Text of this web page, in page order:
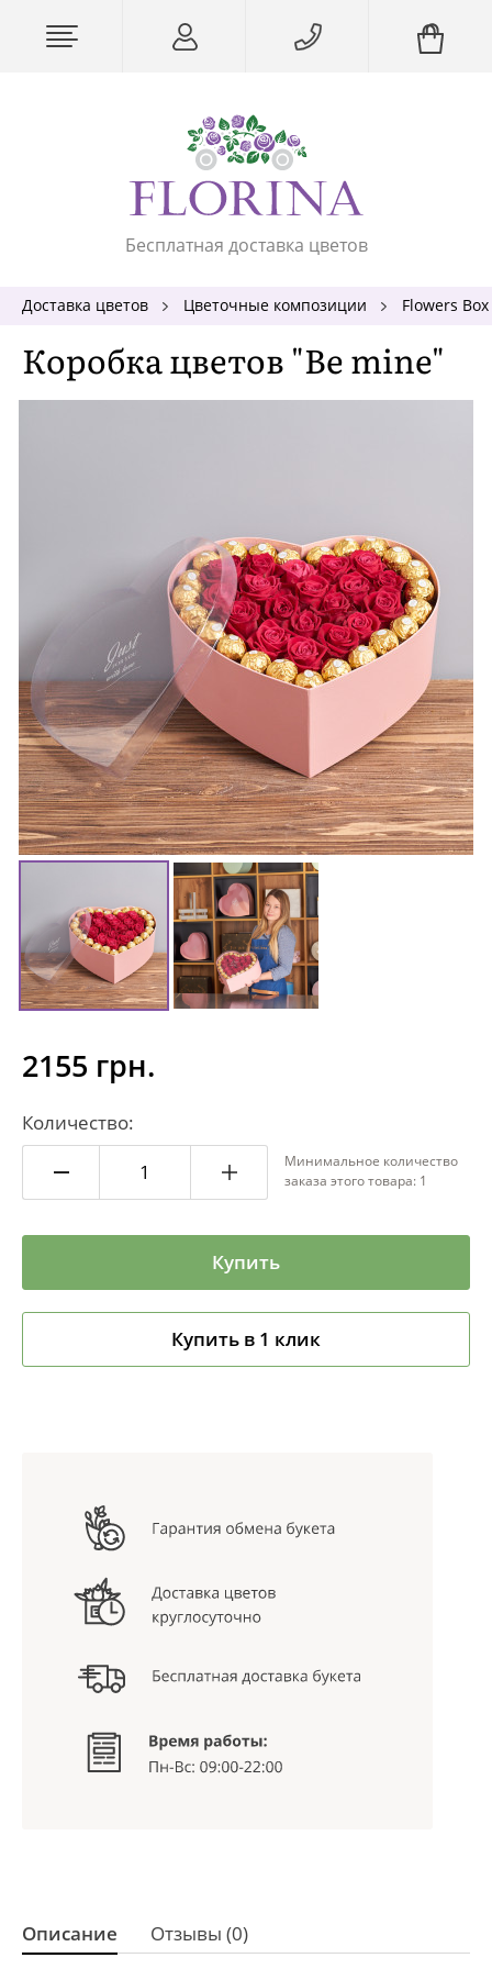
Бесплатная доставка цветов
Доставка цветов Цветочные композиции Flowers Box
Коробка цветов "Be mine"
2155 грн.
Количество:
Минимальное количество
заказа этого товара: 1
Купить
Купить в 1 клик
Описание Отзывы (0)